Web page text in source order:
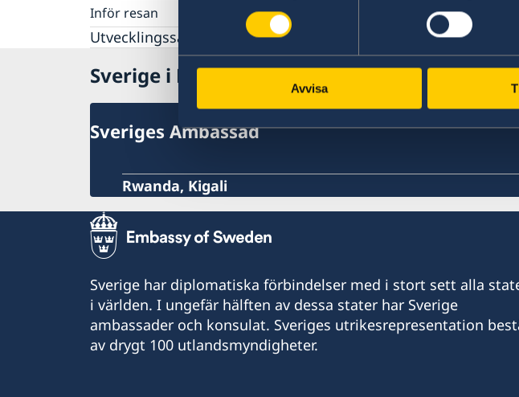
Avvisa
Inför resan
Behöver jag visum?
Terrorism och turism
Utvecklingssamarbete
Sverige i Burundi
Sveriges Ambassad
Rwanda, Kigali
Sverige har diplomatiska förbindelser med i stort sett alla
i världen. I ungefär hälften av dessa stater har Sverige
ambassader och konsulat. Sveriges utrikesrepresentation
av drygt 100 utlandsmyndigheter.